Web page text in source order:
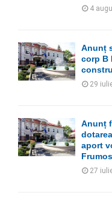
4
Anunț
corp B
29
Anunț
aport
27